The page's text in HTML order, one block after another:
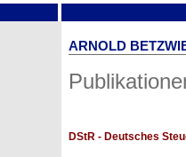
ARNOLD
DStR - Deutsches